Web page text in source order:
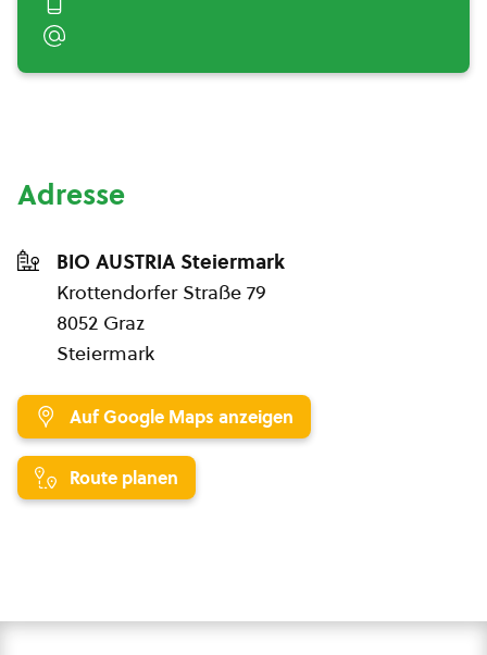
Adresse
BIO AUSTRIA Steiermark
Krottendorfer Straße 79
8052 Graz
Steiermark
Auf Google Maps anzeigen
Route planen